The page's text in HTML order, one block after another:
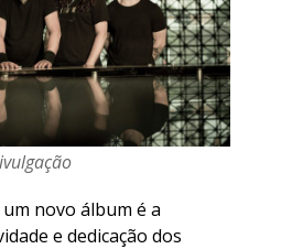
novo álbum é a
e dedicação dos